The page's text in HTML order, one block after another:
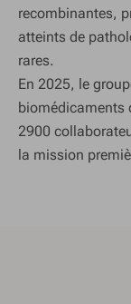
recombinantes,
atteints de
rares.
En 2025, le
biomédicaments
2900
la mission